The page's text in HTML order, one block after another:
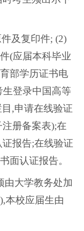
及复印件; (2)
(应届本科毕业
部学历证书电
登录中国高等
,申请在线验证
册备案表);在
报告;在线验证
面认证报告。
大学教务处加
本校应届生由